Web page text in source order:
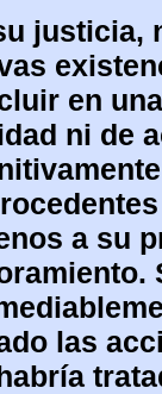
justicia,
en
ni de
a su
las